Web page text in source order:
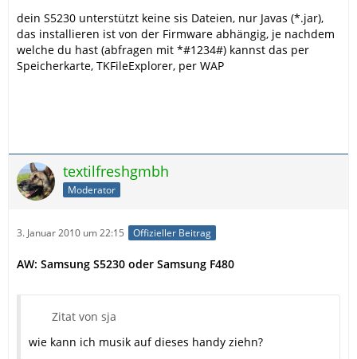
dein S5230 unterstützt keine sis Dateien, nur Javas (*.jar),
das installieren ist von der Firmware abhängig, je nachdem
welche du hast (abfragen mit *#1234#) kannst das per
Speicherkarte, TKFileExplorer, per WAP
textilfreshgmbh
Moderator
3. Januar 2010 um 22:15 Offizieller Beitrag
AW: Samsung S5230 oder Samsung F480
Zitat von sja
wie kann ich musik auf dieses handy ziehn?